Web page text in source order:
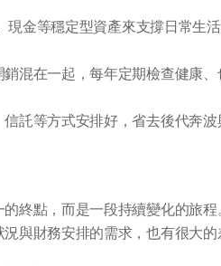
金等穩定型資產來支撐日常生活
混在一起，每年定期檢查健康、
託等方式安排好，省去後代奔
終點，而是一段持續變化的旅
與財務安排的需求，也有很大